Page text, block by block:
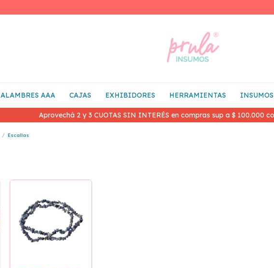
Aprovechá 2 y 3 CUOTAS SIN INTERÉS en compras sup a $ 100.000
ALAMBRES AAA CAJAS EXHIBIDORES HERRAMIENTAS INSUMOS
/ Escallas